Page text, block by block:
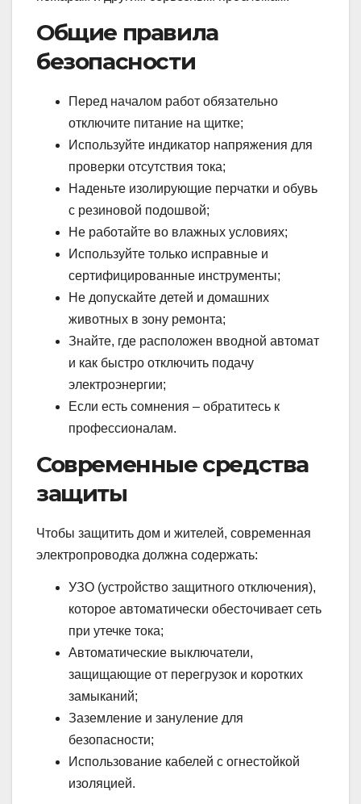
Общие правила
безопасности
Перед началом работ обязательно
отключите питание на щитке;
Используйте индикатор напряжения для
проверки отсутствия тока;
Наденьте изолирующие перчатки и обувь
с резиновой подошвой;
Не работайте во влажных условиях;
Используйте только исправные и
сертифицированные инструменты;
Не допускайте детей и домашних
животных в зону ремонта;
Знайте, где расположен вводной автомат
и как быстро отключить подачу
электроэнергии;
Если есть сомнения – обратитесь к
профессионалам.
Современные средства
защиты
Чтобы защитить дом и жителей, современная
электропроводка должна содержать:
УЗО (устройство защитного отключения),
которое автоматически обесточивает сеть
при утечке тока;
Автоматические выключатели,
защищающие от перегрузок и коротких
замыканий;
Заземление и зануление для
безопасности;
Использование кабелей с огнестойкой
изоляцией.